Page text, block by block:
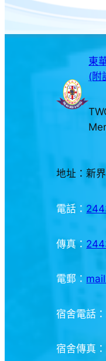
東
(附
地址：新
電話：
傳真：
電郵：
宿舍電話：
宿舍傳真：